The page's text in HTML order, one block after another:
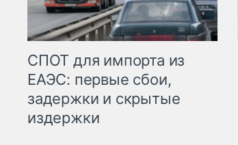
СПОТ для импорта из
ЕАЭС: первые сбои,
задержки и скрытые
издержки